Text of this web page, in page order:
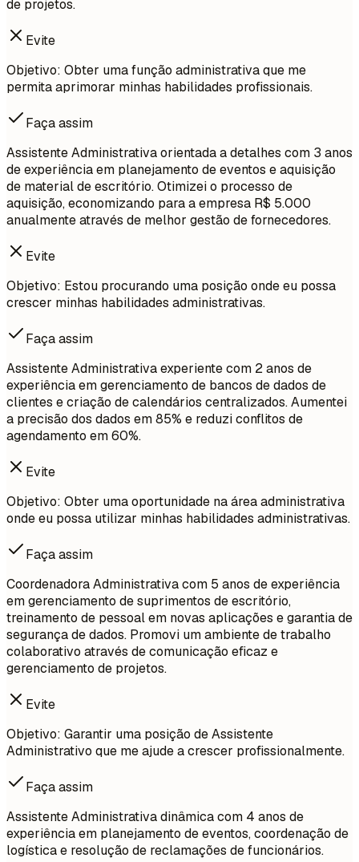
de projetos.
Evite
Objetivo: Obter uma função administrativa que me
permita aprimorar minhas habilidades profissionais.
Faça assim
Assistente Administrativa orientada a detalhes com 3 anos
de experiência em planejamento de eventos e aquisição
de material de escritório. Otimizei o processo de
aquisição, economizando para a empresa R$ 5.000
anualmente através de melhor gestão de fornecedores.
Evite
Objetivo: Estou procurando uma posição onde eu possa
crescer minhas habilidades administrativas.
Faça assim
Assistente Administrativa experiente com 2 anos de
experiência em gerenciamento de bancos de dados de
clientes e criação de calendários centralizados. Aumentei
a precisão dos dados em 85% e reduzi conflitos de
agendamento em 60%.
Evite
Objetivo: Obter uma oportunidade na área administrativa
onde eu possa utilizar minhas habilidades administrativas.
Faça assim
Coordenadora Administrativa com 5 anos de experiência
em gerenciamento de suprimentos de escritório,
treinamento de pessoal em novas aplicações e garantia de
segurança de dados. Promovi um ambiente de trabalho
colaborativo através de comunicação eficaz e
gerenciamento de projetos.
Evite
Objetivo: Garantir uma posição de Assistente
Administrativo que me ajude a crescer profissionalmente.
Faça assim
Assistente Administrativa dinâmica com 4 anos de
experiência em planejamento de eventos, coordenação de
logística e resolução de reclamações de funcionários.